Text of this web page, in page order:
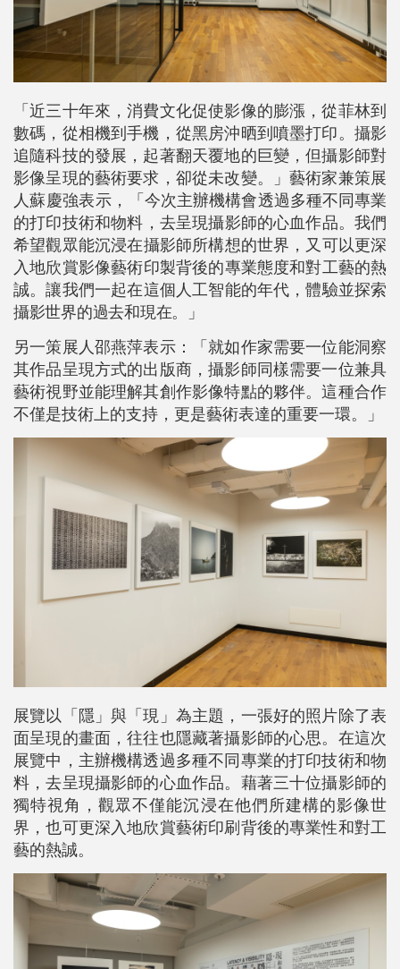
「近三十年來，消費文化促使影像的膨漲，從菲林到
數碼，從相機到手機，從黑房沖晒到噴墨打印。攝影
追隨科技的發展，起著翻天覆地的巨變，但攝影師對
影像呈現的藝術要求，卻從未改變。」藝術家兼策展
人蘇慶強表示，「今次主辦機構會透過多種不同專業
的打印技術和物料，去呈現攝影師的心血作品。我們
希望觀眾能沉浸在攝影師所構想的世界，又可以更深
入地欣賞影像藝術印製背後的專業態度和對工藝的熱
誠。讓我們一起在這個人工智能的年代，體驗並探索
攝影世界的過去和現在。」
另一策展人邵燕萍表示：「就如作家需要一位能洞察
其作品呈現方式的出版商，攝影師同樣需要一位兼具
藝術視野並能理解其創作影像特點的夥伴。這種合作
不僅是技術上的支持，更是藝術表達的重要一環。」
展覽以「隱」與「現」為主題，一張好的照片除了表
面呈現的畫面，往往也隱藏著攝影師的心思。在這次
展覽中，主辦機構透過多種不同專業的打印技術和物
料，去呈現攝影師的心血作品。藉著三十位攝影師的
獨特視角，觀眾不僅能沉浸在他們所建構的影像世
界，也可更深入地欣賞藝術印刷背後的專業性和對工
藝的熱誠。